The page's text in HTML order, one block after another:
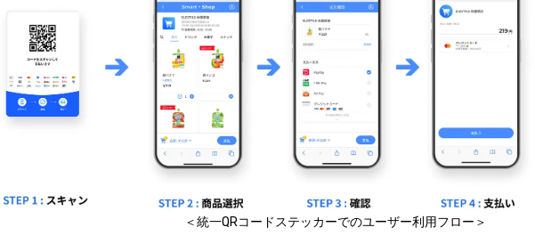
＜統一QRコードステッカーでのユーザー利用フロー＞